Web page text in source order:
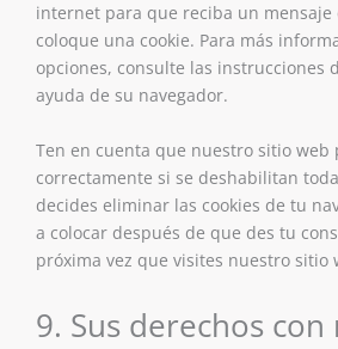
internet para que reciba un mensaje
coloque una cookie. Para más
opciones, consulte las instrucciones
ayuda de su navegador.
Ten en cuenta que nuestro sitio
correctamente si se deshabilitan
decides eliminar las cookies de tu
a colocar después de que des tu
próxima vez que visites nuestro sitio
9. Sus derechos con